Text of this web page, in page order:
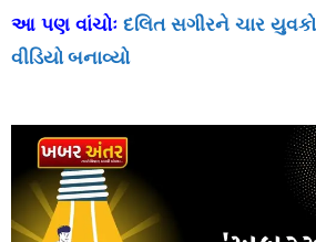
આ પણ વાંચોઃ દલિત સગીરને ચાર
વીડિયો બનાવ્યો